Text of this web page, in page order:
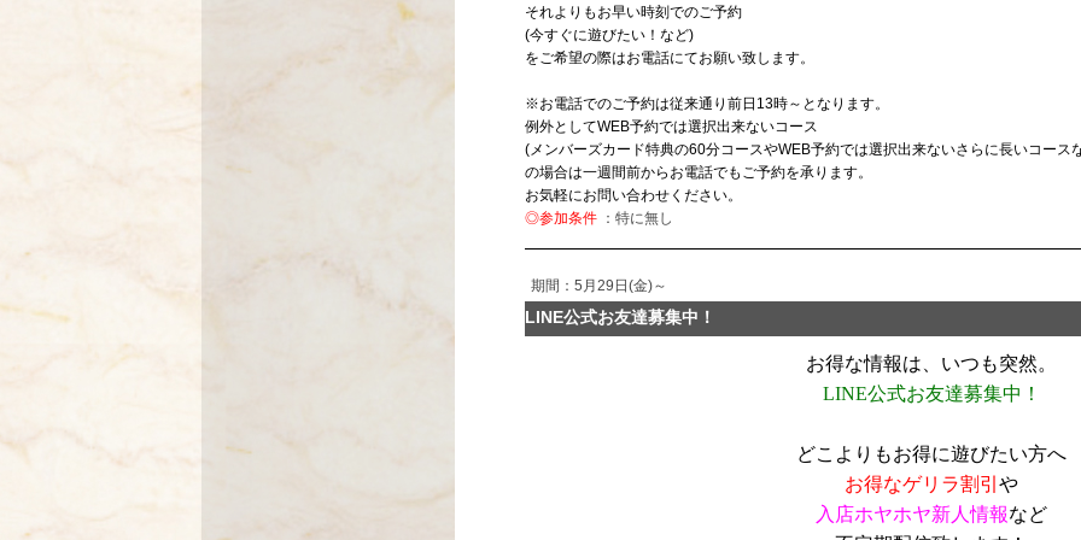
それよりもお早い時刻でのご予約
(今すぐに遊びたい！など)
をご希望の際はお電話にてお願い致します。
※お電話でのご予約は従来通り前日13時～となります。
例外としてWEB予約では選択出来ないコース
(メンバーズカード特典の60分コースやWEB予約では選択出来ないさらに長いコース
の場合は一週間前からお電話でもご予約を承ります。
お気軽にお問い合わせください。
◎参加条件：特に無し
期間：5月29日(金)～
LINE公式お友達募集中！
お得な情報は、いつも突然。
LINE公式お友達募集中！
どこよりもお得に遊びたい方へ
お得なゲリラ割引 や
入店ホヤホヤ新人情報など